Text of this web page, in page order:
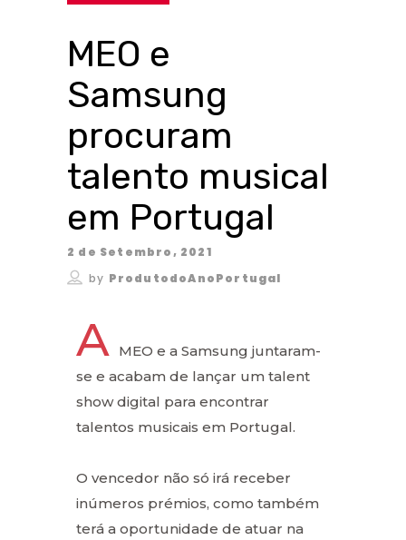
MEO e
Samsung
procuram
talento musical
em Portugal
2 de Setembro, 2021
by ProdutodoAnoPortugal
A MEO e a Samsung juntaram-
se e acabam de lançar um talent
show digital para encontrar
talentos musicais em Portugal.
O vencedor não só irá receber
inúmeros prémios, como também
terá a oportunidade de atuar na